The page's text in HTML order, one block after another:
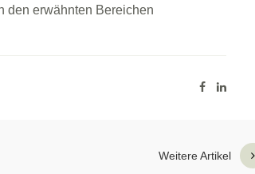
den erwähnten Bereichen
Weitere Artikel